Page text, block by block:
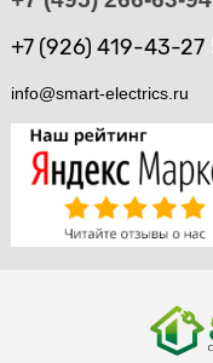
+7 (926) 419-43-27
info@smart-electrics.ru